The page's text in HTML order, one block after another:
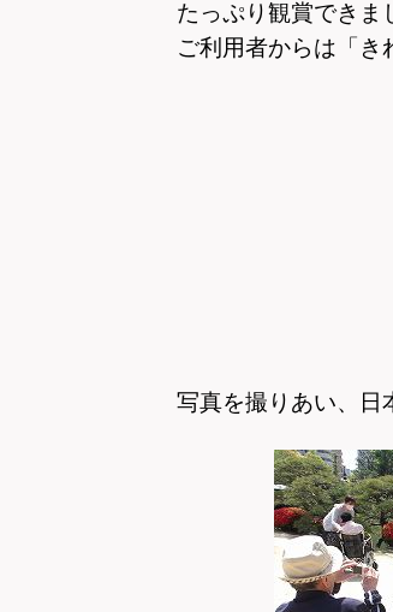
たっぷり観賞できま
ご利用者からは「き
写真を撮りあい、日